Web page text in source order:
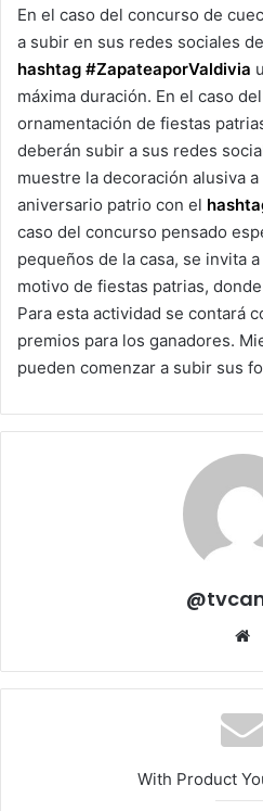
En el caso del concurso de
a subir en sus redes sociales
hashtag #ZapateaporValdivia
máxima duración. En el caso
ornamentación de fiestas
deberán subir a sus redes
muestre la decoración alusiva
aniversario patrio con el
caso del concurso pensado
pequeños de la casa, se invita
motivo de fiestas patrias,
Para esta actividad se contará
premios para los ganadores.
pueden comenzar a subir sus
With Product